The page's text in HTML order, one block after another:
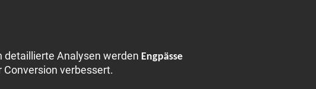
detaillierte Analysen werden Engpässe
Conversion verbessert.